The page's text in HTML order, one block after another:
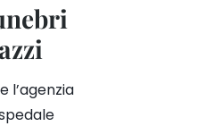
l’agenzia